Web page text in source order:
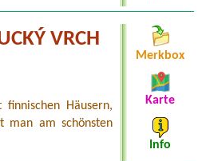
VRCH
Häusern,
man am schönsten
Merkbox
Karte
Info